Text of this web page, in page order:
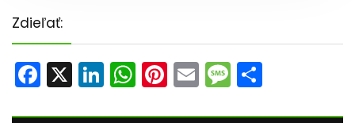
Zdieľať:
F
a
X Li
n
W
h
Pi
nt
E
m
M
e